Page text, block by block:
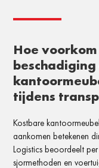
Hoe
tijdens
Kostbare
aankomen betekenen
Logistics beoordeelt
sjormethoden en